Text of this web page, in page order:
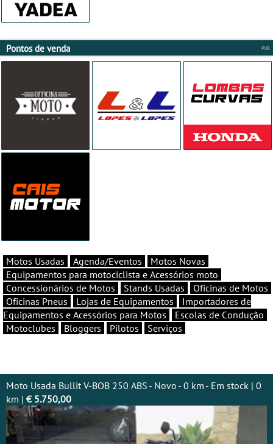
Pontos de venda
Motos Usadas Agenda/Eventos
Motos Novas
Equipamentos para motociclista e Acessórios moto
Concessionários de Motos
Stands Usadas
Oficinas de Motos
Oficinas Pneus
Lojas de Equipamentos
Importadores de
Equipamentos e Acessórios para Motos
Escolas de Condução
Motoclubes
Bloggers Pilotos Serviços
Moto Usada Bullit V-BOB 250 ABS - Novo - 0 km - Em stock | 0
km | € 5.750,00